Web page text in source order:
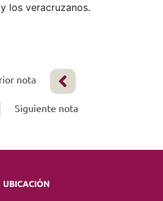
los veracruzanos.
nota
Siguiente nota
UBICACIÓN